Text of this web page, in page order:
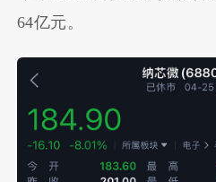
64亿元。